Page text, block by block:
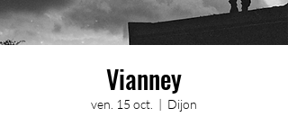
Vianney
ven. 15 oct.
  |
Dijon